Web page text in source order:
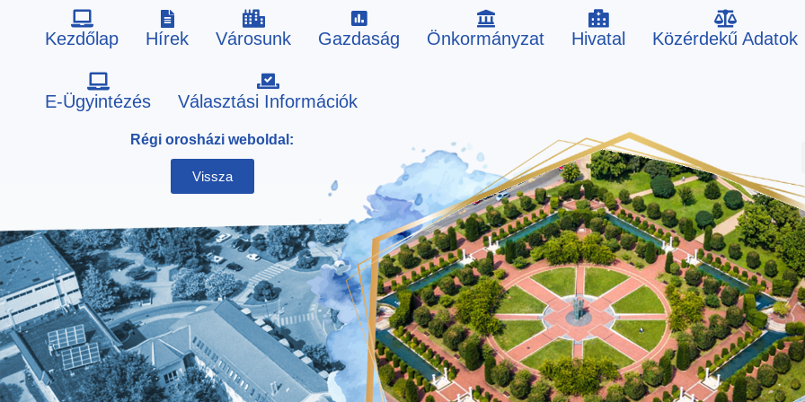
Kezdőlap Hírek Városunk Gazdaság Önkormányzat Hivatal Közérdekű Adatok
E-Ügyintézés Választási Információk
Régi orosházi weboldal:
Vissza